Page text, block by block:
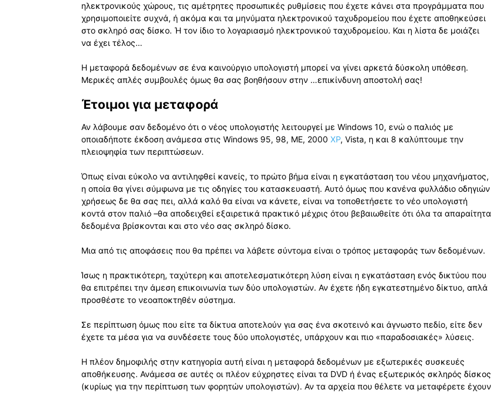
ηλεκτρονικούς χώρους, τις αμέτρητες προσωπικές ρυθμίσεις που έχετε κάνει στα προγράμματα που
χρησιμοποιείτε συχνά, ή ακόμα και τα μηνύματα ηλεκτρονικού ταχυδρομείου που έχετε αποθηκεύσει
στο σκληρό σας δίσκο. Ή τον ίδιο το λογαριασμό ηλεκτρονικού ταχυδρομείου. Και η λίστα δε μοιάζει
να έχει τέλος…
Η μεταφορά δεδομένων σε ένα καινούργιο υπολογιστή μπορεί να γίνει αρκετά δύσκολη υπόθεση.
Μερικές απλές συμβουλές όμως θα σας βοηθήσουν στην …επικίνδυνη αποστολή σας!
Έτοιμοι για μεταφορά
Αν λάβουμε σαν δεδομένο ότι ο νέος υπολογιστής λειτουργεί με Windows 10, ενώ ο παλιός με
οποιαδήποτε έκδοση ανάμεσα στις Windows 95, 98, ME, 2000 XP, Vista, η και 8 καλύπτουμε την
πλειοψηφία των περιπτώσεων.
Όπως είναι εύκολο να αντιληφθεί κανείς, το πρώτο βήμα είναι η εγκατάσταση του νέου μηχανήματος,
η οποία θα γίνει σύμφωνα με τις οδηγίες του κατασκευαστή. Αυτό όμως που κανένα φυλλάδιο οδηγιών
χρήσεως δε θα σας πει, αλλά καλό θα είναι να κάνετε, είναι να τοποθετήσετε το νέο υπολογιστή
κοντά στον παλιό –θα αποδειχθεί εξαιρετικά πρακτικό μέχρις ότου βεβαιωθείτε ότι όλα τα απαραίτητα
δεδομένα βρίσκονται και στο νέο σας σκληρό δίσκο.
Μια από τις αποφάσεις που θα πρέπει να λάβετε σύντομα είναι ο τρόπος μεταφοράς των δεδομένων.
Ίσως η πρακτικότερη, ταχύτερη και αποτελεσματικότερη λύση είναι η εγκατάσταση ενός δικτύου που
θα επιτρέπει την άμεση επικοινωνία των δύο υπολογιστών. Αν έχετε ήδη εγκατεστημένο δίκτυο, απλά
προσθέστε το νεοαποκτηθέν σύστημα.
Σε περίπτωση όμως που είτε τα δίκτυα αποτελούν για σας ένα σκοτεινό και άγνωστο πεδίο, είτε δεν
έχετε τα μέσα για να συνδέσετε τους δύο υπολογιστές, υπάρχουν και πιο «παραδοσιακές» λύσεις.
Η πλέον δημοφιλής στην κατηγορία αυτή είναι η μεταφορά δεδομένων με εξωτερικές συσκευές
αποθήκευσης. Ανάμεσα σε αυτές οι πλέον εύχρηστες είναι τα DVD ή ένας εξωτερικός σκληρός δίσκος
(κυρίως για την περίπτωση των φορητών υπολογιστών). Αν τα αρχεία που θέλετε να μεταφέρετε έχουν